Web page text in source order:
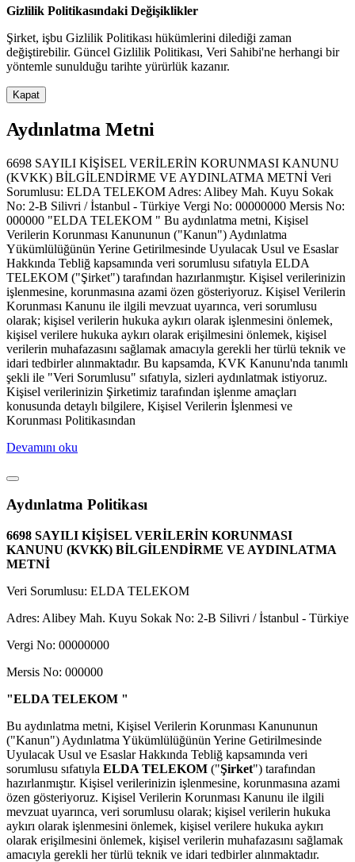
Gizlilik Politikasındaki Değişiklikler
Şirket, işbu Gizlilik Politikası hükümlerini dilediği zaman
değiştirebilir. Güncel Gizlilik Politikası, Veri Sahibi'ne herhangi bir
yöntemle sunulduğu tarihte yürürlük kazanır.
Kapat
Aydınlatma Metni
6698 SAYILI KİŞİSEL VERİLERİN KORUNMASI KANUNU
(KVKK) BİLGİLENDİRME VE AYDINLATMA METNİ Veri
Sorumlusu: ELDA TELEKOM Adres: Alibey Mah. Kuyu Sokak
No: 2-B Silivri / İstanbul - Türkiye Vergi No: 00000000 Mersis No:
000000 "ELDA TELEKOM " Bu aydınlatma metni, Kişisel
Verilerin Korunması Kanununun ("Kanun") Aydınlatma
Yükümlülüğünün Yerine Getirilmesinde Uyulacak Usul ve Esaslar
Hakkında Tebliğ kapsamında veri sorumlusu sıfatıyla ELDA
TELEKOM ("Şirket") tarafından hazırlanmıştır. Kişisel verilerinizin
işlenmesine, korunmasına azami özen gösteriyoruz. Kişisel Verilerin
Korunması Kanunu ile ilgili mevzuat uyarınca, veri sorumlusu
olarak; kişisel verilerin hukuka aykırı olarak işlenmesini önlemek,
kişisel verilere hukuka aykırı olarak erişilmesini önlemek, kişisel
verilerin muhafazasını sağlamak amacıyla gerekli her türlü teknik ve
idari tedbirler alınmaktadır. Bu kapsamda, KVK Kanunu'nda tanımlı
şekli ile "Veri Sorumlusu" sıfatıyla, sizleri aydınlatmak istiyoruz.
Kişisel verilerinizin Şirketimiz tarafından işlenme amaçları
konusunda detaylı bilgilere, Kişisel Verilerin İşlenmesi ve
Korunması Politikasından
Devamını oku
Aydınlatma Politikası
6698 SAYILI KİŞİSEL VERİLERİN KORUNMASI
KANUNU (KVKK) BİLGİLENDİRME VE AYDINLATMA
METNİ
Veri Sorumlusu: ELDA TELEKOM
Adres: Alibey Mah. Kuyu Sokak No: 2-B Silivri / İstanbul - Türkiye
Vergi No: 00000000
Mersis No: 000000
"ELDA TELEKOM "
Bu aydınlatma metni, Kişisel Verilerin Korunması Kanununun
("Kanun") Aydınlatma Yükümlülüğünün Yerine Getirilmesinde
Uyulacak Usul ve Esaslar Hakkında Tebliğ kapsamında veri
sorumlusu sıfatıyla ELDA TELEKOM ("Şirket") tarafından
hazırlanmıştır. Kişisel verilerinizin işlenmesine, korunmasına azami
özen gösteriyoruz. Kişisel Verilerin Korunması Kanunu ile ilgili
mevzuat uyarınca, veri sorumlusu olarak; kişisel verilerin hukuka
aykırı olarak işlenmesini önlemek, kişisel verilere hukuka aykırı
olarak erişilmesini önlemek, kişisel verilerin muhafazasını sağlamak
amacıyla gerekli her türlü teknik ve idari tedbirler alınmaktadır.